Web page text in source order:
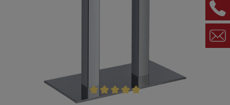
Durchschnittliche Bewertung von 5 von 5 Sternen